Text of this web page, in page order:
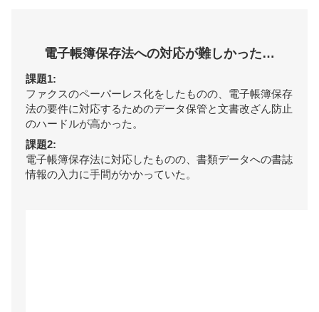
電子帳簿保存法への対応が難しかった…
課題1:
ファクスのペーパーレス化をしたものの、電子帳簿保存
法の要件に対応するためのデータ保管と文書改ざん防止
のハードルが高かった。
課題2:
電子帳簿保存法に対応したものの、書類データへの書誌
情報の入力に手間がかかっていた。